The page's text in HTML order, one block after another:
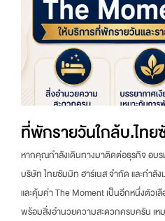
ที่พักรายวันใกล้บ.ไท
หากคุณกำลังเดินทางมาติดต่อธุรกิจ อ
บริษัท ไทยซัมมิท ฮาร์เนส จำกัด และกำลั
และคุ้มค่า The Moment เป็นอีกหนึ่งตั
พร้อมสิ่งอำนวยความสะดวกครบครัน เหม